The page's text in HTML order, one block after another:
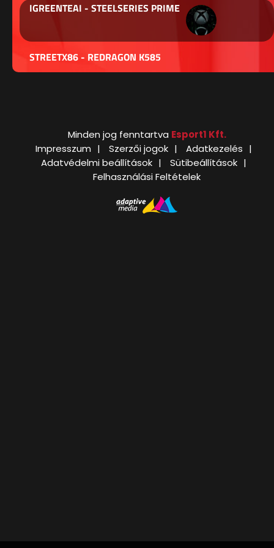
IGREENTEAI - STEELSERIES PRIME
STREETX86 - REDRAGON K585
Minden jog fenntartva Esport1 Kft.
Impresszum
Szerzői jogok
Adatkezelés
Adatvédelmi beállítások
Sütibeállítások
Felhasználási Feltételek